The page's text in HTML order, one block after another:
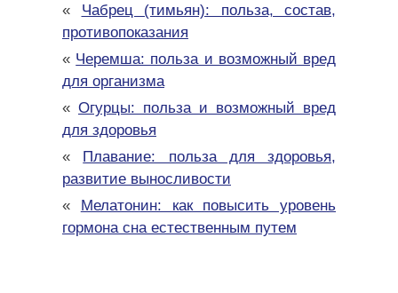
« Чабрец (тимьян): польза, состав,
противопоказания
« Черемша: польза и возможный вред
для организма
« Огурцы: польза и возможный вред
для здоровья
« Плавание: польза для здоровья,
развитие выносливости
« Мелатонин: как повысить уровень
гормона сна естественным путем